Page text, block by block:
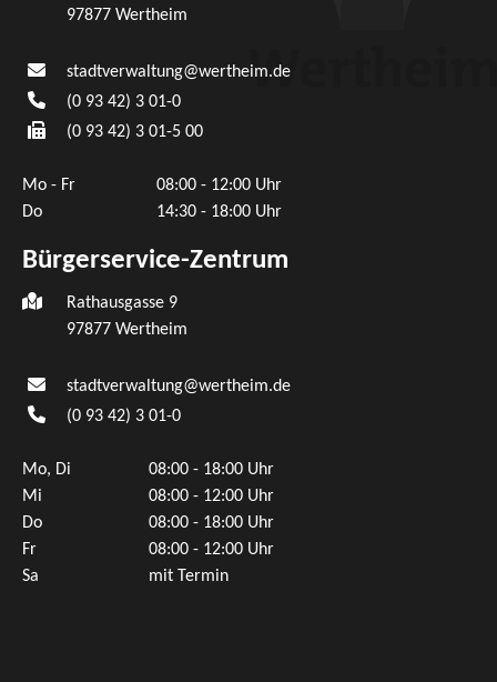
97877 Wertheim
stadtverwaltung@wertheim.de
(0 93 42) 3 01-0
(0 93 42) 3 01-5 00
Mo - Fr
08:00 - 12:00 Uhr
Do
14:30 - 18:00 Uhr
Bürgerservice-Zentrum
Rathausgasse 9
97877 Wertheim
stadtverwaltung@wertheim.de
(0 93 42) 3 01-0
Mo, Di
08:00 - 18:00 Uhr
Mi
08:00 - 12:00 Uhr
Do
08:00 - 18:00 Uhr
Fr
08:00 - 12:00 Uhr
Sa
mit Termin